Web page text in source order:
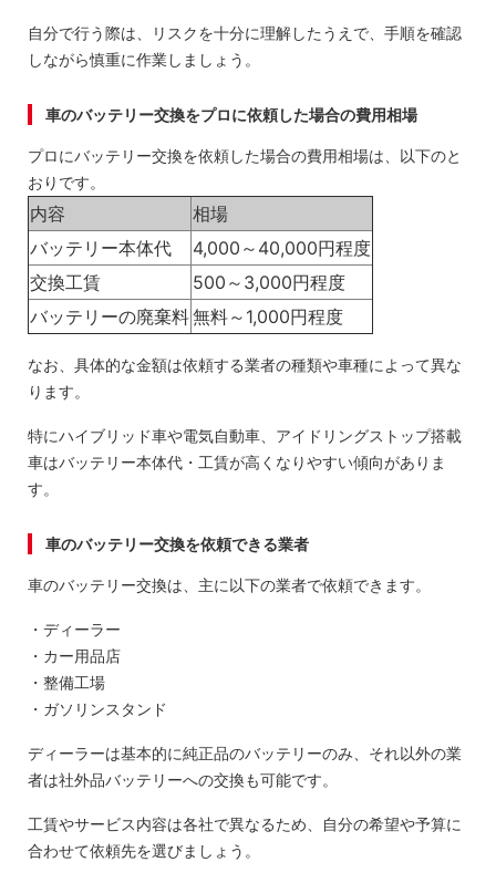
自分で行う際は、リスクを十分に理解したうえで、手順を確認
しながら慎重に作業しましょう。
車のバッテリー交換をプロに依頼した場合の費用相場
プロにバッテリー交換を依頼した場合の費用相場は、以下のと
おりです。
内容
相場
バッテリー本体代
4,000～40,000円程度
交換工賃
500～3,000円程度
バッテリーの廃棄料無料～1,000円程度
なお、具体的な金額は依頼する業者の種類や車種によって異な
ります。
特にハイブリッド車や電気自動車、アイドリングストップ搭載
車はバッテリー本体代・工賃が高くなりやすい傾向がありま
す。
車のバッテリー交換を依頼できる業者
車のバッテリー交換は、主に以下の業者で依頼できます。
・ディーラー
・カー用品店
・整備工場
・ガソリンスタンド
ディーラーは基本的に純正品のバッテリーのみ、それ以外の業
者は社外品バッテリーへの交換も可能です。
工賃やサービス内容は各社で異なるため、自分の希望や予算に
合わせて依頼先を選びましょう。